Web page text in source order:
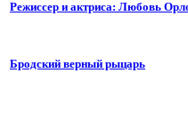
Режиссер и актриса: Любовь
Бродский верный рыцарь